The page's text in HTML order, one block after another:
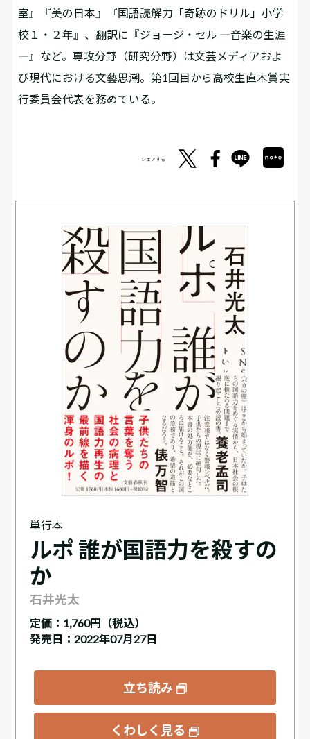
室』『美の日本』『国語読解力「奇跡のドリル」小学
校１・２年』、翻訳に『ジョージ・セル ―音楽の生涯
―』など。専攻分野（研究分野）は文芸メディアおよ
び現代における文藝思潮。第1回目から高校生直木賞実
行委員会代表を務めている。
シェアする
単行本
ルポ 誰が国語力を殺すの
か
石井光太
定価： 1,760円（税込）
発売日：2022年07月27日
立ち読み
くわしく見る